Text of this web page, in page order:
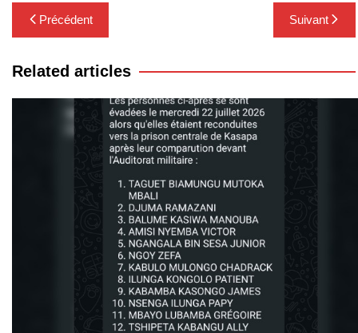
Navigation
de
l’article
Précédent Suivant
Related articles